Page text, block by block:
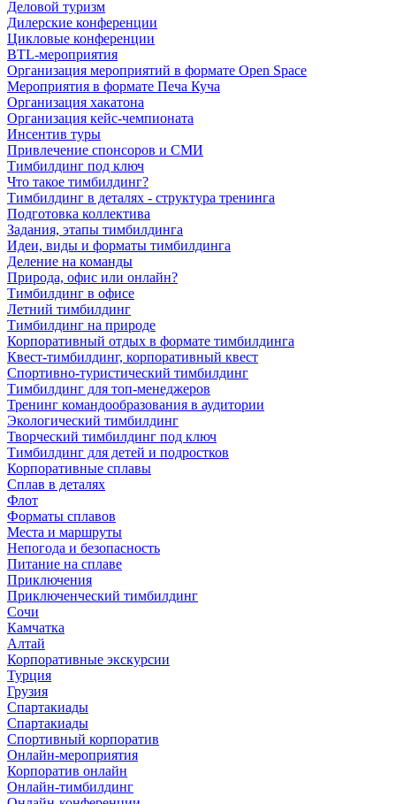
Деловой туризм
Дилерские конференции
Цикловые конференции
BTL-мероприятия
Организация мероприятий в формате Open Space
Мероприятия в формате Печа Куча
Организация хакатона
Организация кейс-чемпионата
Инсентив туры
Привлечение спонсоров и СМИ
Тимбилдинг под ключ
Что такое тимбилдинг?
Тимбилдинг в деталях - структура тренинга
Подготовка коллектива
Задания, этапы тимбилдинга
Идеи, виды и форматы тимбилдинга
Деление на команды
Природа, офис или онлайн?
Тимбилдинг в офисе
Летний тимбилдинг
Тимбилдинг на природе
Корпоративный отдых в формате тимбилдинга
Квест-тимбилдинг, корпоративный квест
Спортивно-туристический тимбилдинг
Тимбилдинг для топ-менеджеров
Тренинг командообразования в аудитории
Экологический тимбилдинг
Творческий тимбилдинг под ключ
Тимбилдинг для детей и подростков
Корпоративные сплавы
Сплав в деталях
Флот
Форматы сплавов
Места и маршруты
Непогода и безопасность
Питание на сплаве
Приключения
Приключенческий тимбилдинг
Сочи
Камчатка
Алтай
Корпоративные экскурсии
Турция
Грузия
Спартакиады
Спартакиады
Спортивный корпоратив
Онлайн-мероприятия
Корпоратив онлайн
Онлайн-тимбилдинг